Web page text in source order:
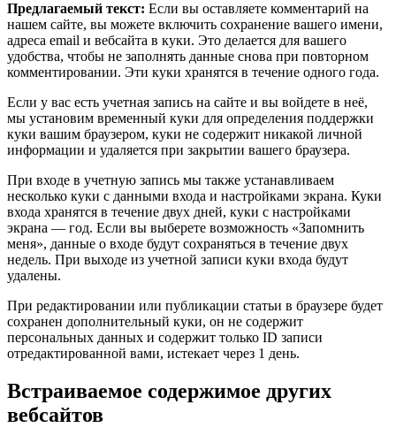
Предлагаемый текст: Если вы оставляете комментарий на
нашем сайте, вы можете включить сохранение вашего имени,
адреса email и вебсайта в куки. Это делается для вашего
удобства, чтобы не заполнять данные снова при повторном
комментировании. Эти куки хранятся в течение одного года.
Если у вас есть учетная запись на сайте и вы войдете в неё,
мы установим временный куки для определения поддержки
куки вашим браузером, куки не содержит никакой личной
информации и удаляется при закрытии вашего браузера.
При входе в учетную запись мы также устанавливаем
несколько куки с данными входа и настройками экрана. Куки
входа хранятся в течение двух дней, куки с настройками
экрана — год. Если вы выберете возможность «Запомнить
меня», данные о входе будут сохраняться в течение двух
недель. При выходе из учетной записи куки входа будут
удалены.
При редактировании или публикации статьи в браузере будет
сохранен дополнительный куки, он не содержит
персональных данных и содержит только ID записи
отредактированной вами, истекает через 1 день.
Встраиваемое содержимое других
вебсайтов